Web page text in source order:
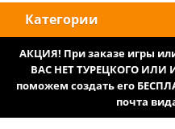
Категории
АКЦИЯ! При заказе игры
ВАС НЕТ ТУРЕЦКОГО
поможем создать его
почта